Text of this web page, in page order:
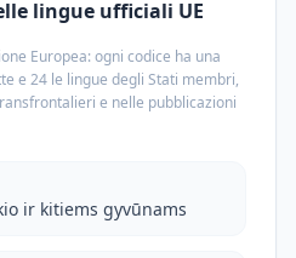
lingue ufficiali UE
Europea: ogni codice ha una
e 24 le lingue degli Stati membri,
e nelle pubblicazioni
ir kitiems gyvūnams